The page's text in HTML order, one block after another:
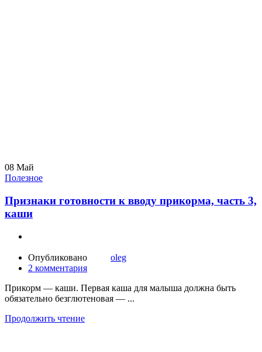
08 Май
Полезное
Признаки готовности к вводу прикорма, часть 3,
каши
Опубликовано
oleg
2 комментария
Прикорм — каши. Первая каша для малыша должна быть
обязательно безглютеновая — ...
Продолжить чтение